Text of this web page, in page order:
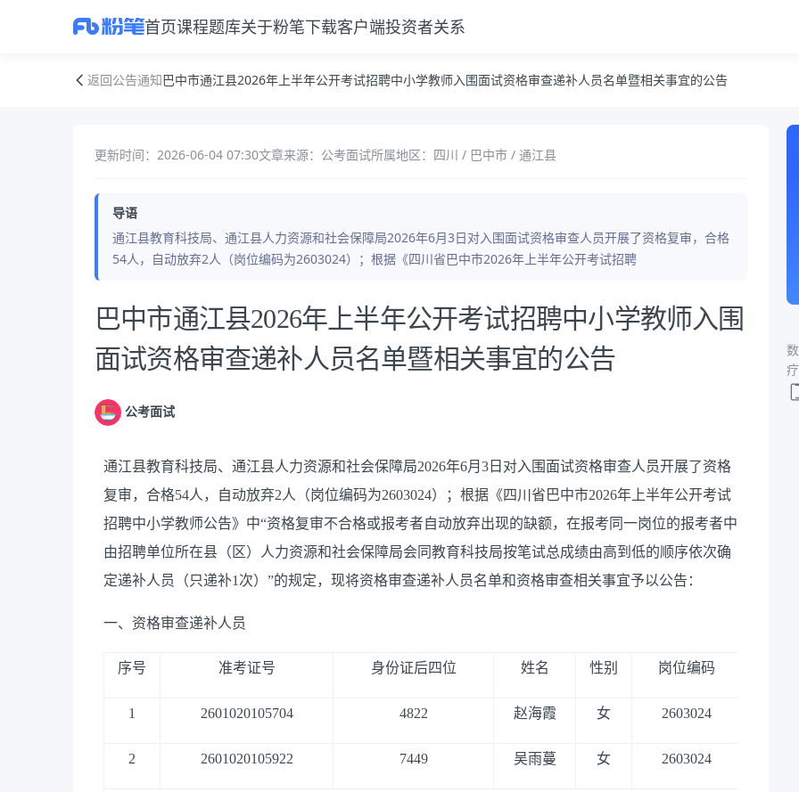
首页课程题库关于粉笔下载客户端投资者关系
返回公告通知巴中市通江县2026年上半年公开考试招聘中小学教师入围面试资格审查递补人员名单暨相关事宜的公告
更新时间：2026-06-04 07:30文章来源：公考面试所属地区：四川 / 巴中市 / 通江县
导语
通江县教育科技局、通江县人力资源和社会保障局2026年6月3日对入围面试资格审查人员开展了资格复审，合格
54人，自动放弃2人（岗位编码为2603024）；根据《四川省巴中市2026年上半年公开考试招聘
公告正文
巴中市通江县2026年上半年公开考试招聘中小学教师入围
面试资格审查递补人员名单暨相关事宜的公告
公考面试
通江县教育科技局、通江县人力资源和社会保障局2026年6月3日对入围面试资格审查人员开展了资格
复审，合格54人，自动放弃2人（岗位编码为2603024）；根据《四川省巴中市2026年上半年公开考试
招聘中小学教师公告》中“资格复审不合格或报考者自动放弃出现的缺额，在报考同一岗位的报考者中
由招聘单位所在县（区）人力资源和社会保障局会同教育科技局按笔试总成绩由高到低的顺序依次确
定递补人员（只递补1次）”的规定，现将资格审查递补人员名单和资格审查相关事宜予以公告：
一、资格审查递补人员
序号 准考证号 身份证后四位 姓名 性别 岗位编码
1 2601020105704 4822 赵海霞 女 2603024
2 2601020105922 7449 吴雨蔓 女 2603024